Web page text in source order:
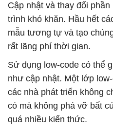
Cập nhật và thay đổi
trình khó khăn. Hầu hết
mẫu tương tự và tạo
rất lãng phí thời gian.
Sử dụng low-code có thể
như cập nhật. Một lớp
các nhà phát triển không
có mà không phá vỡ bất
quá nhiều kiến thức.